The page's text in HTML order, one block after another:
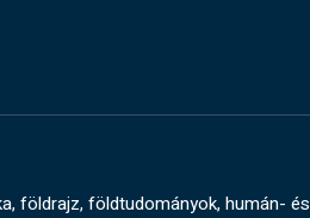
földrajz, földtudományok, humán- és